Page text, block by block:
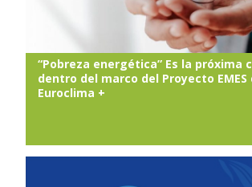
“Pobreza energética” Es la próxima
dentro del marco del Proyecto
Euroclima +